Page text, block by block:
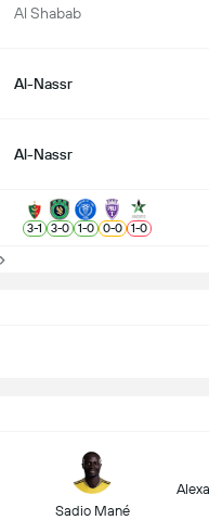
Al Shabab
Al-Nassr
Al-Nassr
3-1 3-0 1-0 0-0 1-0
Sadio Mané